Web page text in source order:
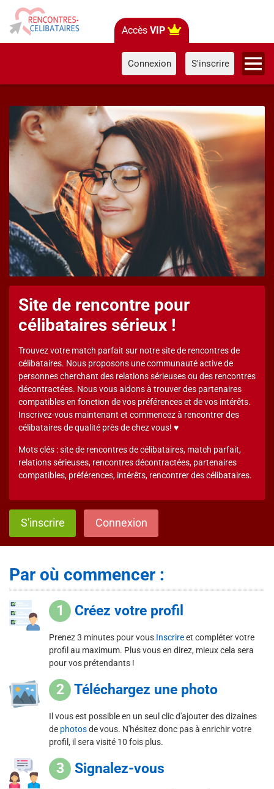
Accès VIP
Connexion S'inscrire
Site de rencontre pour
célibataires sérieux !
Trouvez votre match parfait sur notre site de rencontres de
célibataires. Nous proposons une communauté active de
personnes cherchant des relations sérieuses ou des rencontres
décontractées. Nous vous aidons à trouver des partenaires
compatibles en fonction de vos préférences et de vos intérêts.
Inscrivez-vous maintenant et commencez à rencontrer des
célibataires de qualité près de chez vous! ♥
Mots clés : site de rencontres de célibataires, match parfait,
relations sérieuses, rencontres décontractées, partenaires
compatibles, préférences, intérêts, rencontrer des célibataires.
S'inscrire Connexion
Par où commencer :
1 Créez votre profil
Prenez 3 minutes pour vous Inscrireet compléter votre
profil au maximum. Plus vous en direz, mieux cela sera
pour vos prétendants !
2 Téléchargez une photo
Il vous est possible en un seul clic d'ajouter des dizaines
de photosde vous. N'hésitez donc pas à enrichir votre
profil, il sera visité 10 fois plus.
3 Signalez-vous